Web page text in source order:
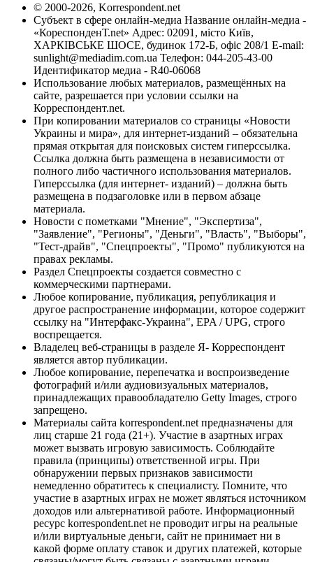
© 2000-2026, Korrespondent.net
Субъект в сфере онлайн-медиа Название онлайн-медиа -
«КореспонденТ.net» Адрес: 02091, місто Київ,
ХАРКІВСЬКЕ ШОСЕ, будинок 172-Б, офіс 208/1 E-mail:
sunlight@mediadim.com.ua Телефон: 044-205-43-00
Идентификатор медиа - R40-06068
Использование любых материалов, размещённых на
сайте, разрешается при условии ссылки на
Корреспондент.net.
При копировании материалов со страницы «Новости
Украины и мира», для интернет-изданий – обязательна
прямая открытая для поисковых систем гиперссылка.
Ссылка должна быть размещена в независимости от
полного либо частичного использования материалов.
Гиперссылка (для интернет- изданий) – должна быть
размещена в подзаголовке или в первом абзаце
материала.
Новости с пометками "Мнение", "Экспертиза",
"Заявление", "Регионы", "Деньги", "Власть", "Выборы",
"Тест-драйв", "Спецпроекты", "Промо" публикуются на
правах рекламы.
Раздел Спецпроекты создается совместно с
коммерческими партнерами.
Любое копирование, публикация, републикация и
другое распространение информации, которое содержит
ссылку на "Интерфакс-Украина", EPA / UPG, строго
воспрещается.
Владелец веб-страницы в разделе Я- Корреспондент
является автор публикации.
Любое копирование, перепечатка и воспроизведение
фотографий и/или аудиовизуальных материалов,
принадлежащих правообладателю Getty Images, строго
запрещено.
Материалы сайта korrespondent.net предназначены для
лиц старше 21 года (21+). Участие в азартных играх
может вызвать игровую зависимость. Соблюдайте
правила (принципы) ответственной игры. При
обнаружении первых признаков зависимости
немедленно обратитесь к специалисту. Помните, что
участие в азартных играх не может являться источником
доходов или альтернативой работе. Информационный
ресурс korrespondent.net не проводит игры на реальные
и/или виртуальные деньги, сайт не принимает ни в
какой форме оплату ставок и других платежей, которые